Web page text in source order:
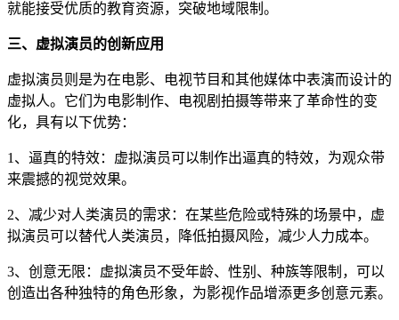
就能接受优质的教育资源，突破地域限制。
三、虚拟演员的创新应用
虚拟演员则是为在电影、电视节目和其他媒体中表演而设计的
虚拟人。它们为电影制作、电视剧拍摄等带来了革命性的变
化，具有以下优势：
1、逼真的特效：虚拟演员可以制作出逼真的特效，为观众带
来震撼的视觉效果。
2、减少对人类演员的需求：在某些危险或特殊的场景中，虚
拟演员可以替代人类演员，降低拍摄风险，减少人力成本。
3、创意无限：虚拟演员不受年龄、性别、种族等限制，可以
创造出各种独特的角色形象，为影视作品增添更多创意元素。